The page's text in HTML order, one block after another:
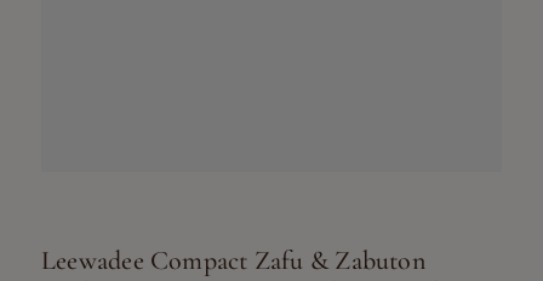
Leewadee Compact Zafu & Zabuton